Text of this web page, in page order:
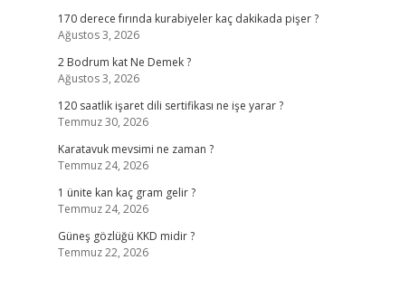
170 derece fırında kurabiyeler kaç dakikada pişer ?
Ağustos 3, 2026
2 Bodrum kat Ne Demek ?
Ağustos 3, 2026
120 saatlik işaret dili sertifikası ne işe yarar ?
Temmuz 30, 2026
Karatavuk mevsimi ne zaman ?
Temmuz 24, 2026
1 ünite kan kaç gram gelir ?
Temmuz 24, 2026
Güneş gözlüğü KKD midir ?
Temmuz 22, 2026